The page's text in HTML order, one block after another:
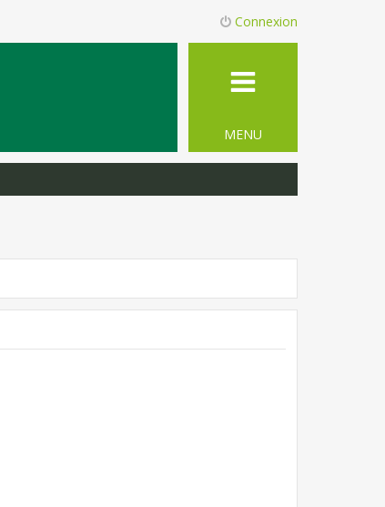
Connexion
MENU